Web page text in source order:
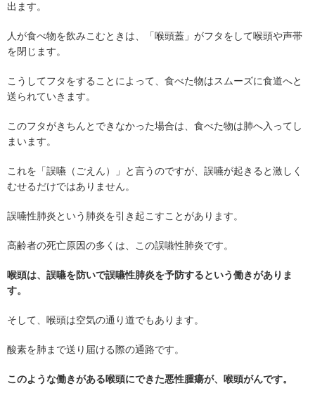
出ます。
人が食べ物を飲みこむときは、「喉頭蓋」がフタをして喉頭や声帯
を閉じます。
こうしてフタをすることによって、食べた物はスムーズに食道へと
送られていきます。
このフタがきちんとできなかった場合は、食べた物は肺へ入ってし
まいます。
これを「誤嚥（ごえん）」と言うのですが、誤嚥が起きると激しく
むせるだけではありません。
誤嚥性肺炎という肺炎を引き起こすことがあります。
高齢者の死亡原因の多くは、この誤嚥性肺炎です。
喉頭は、誤嚥を防いで誤嚥性肺炎を予防するという働きがありま
す。
そして、喉頭は空気の通り道でもあります。
酸素を肺まで送り届ける際の通路です。
このような働きがある喉頭にできた悪性腫瘍が、喉頭がんです。